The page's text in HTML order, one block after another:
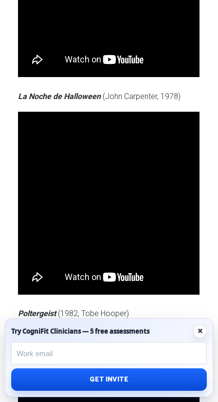
La Noche de Halloween(John Carpenter, 1978)
Poltergeist(1982, Tobe Hooper)
Try CogniFit Clinicians — 5 free assessments ×
GET INVITE